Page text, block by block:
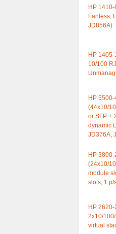
HP
Fanless,
JD856A)
HP
10/100
HP
(44x10/
or SFP +
dynamic
JD376A,
HP
(24x10/
module
slots, 1 p/
HP
2x10/
virtual